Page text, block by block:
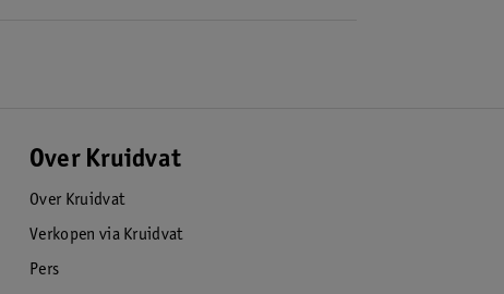
Over Kruidvat
Over Kruidvat
Verkopen via Kruidvat
Pers